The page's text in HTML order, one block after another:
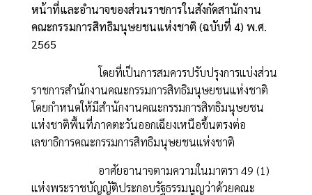
หน้าที่และอำนาจของส่วนราชการในสังกัดสานักงาน
คณะกรรมการสิทธิมนุษยชนแห่งชาติ (ฉบับที่ 4) พ.ศ.
2565
โดยที่เป็นการสมควรปรับปรุงการแบ่งส่วน
ราชการสำนักงานคณะกรรมการสิทธิมนุษยชนแห่งชาติ
โดยกำหนดให้มีสำนักงานคณะกรรมการสิทธิมนุษยชน
แห่งชาติพื้นที่ภาคตะวันออกเฉียงเหนือขึ้นตรงต่อ
เลขาธิการคณะกรรมการสิทธิมนุษยชนแห่งชาติ
อาศัยอานาจตามความในมาตรา 49 (1)
แห่งพระราชบัญญัติประกอบรัฐธรรมนูญว่าด้วยคณะ